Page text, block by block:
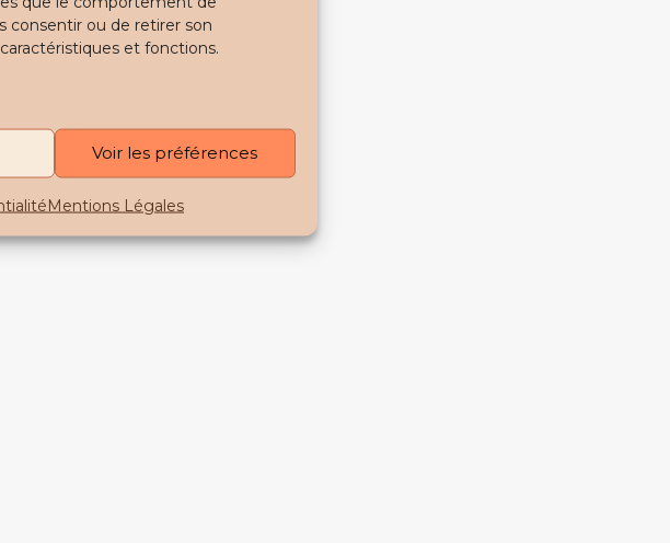
consentir ou de retirer son
et fonctions.
Voir les préférences
Mentions Légales